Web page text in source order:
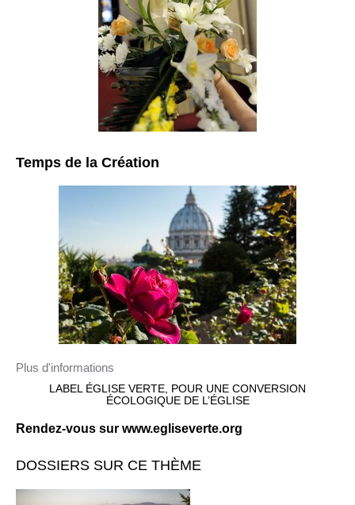
Temps de la Création
Plus d'informations
LABEL ÉGLISE VERTE, POUR UNE CONVERSION
ÉCOLOGIQUE DE L’ÉGLISE
Rendez-vous sur www.egliseverte.org
DOSSIERS SUR CE THÈME